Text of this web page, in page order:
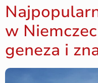
w
geneza i